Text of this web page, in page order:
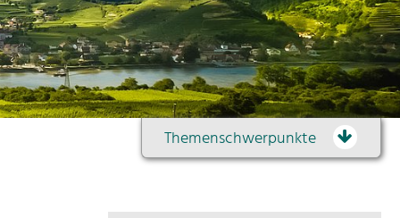
Themenschwerpunkte
Themenübersicht